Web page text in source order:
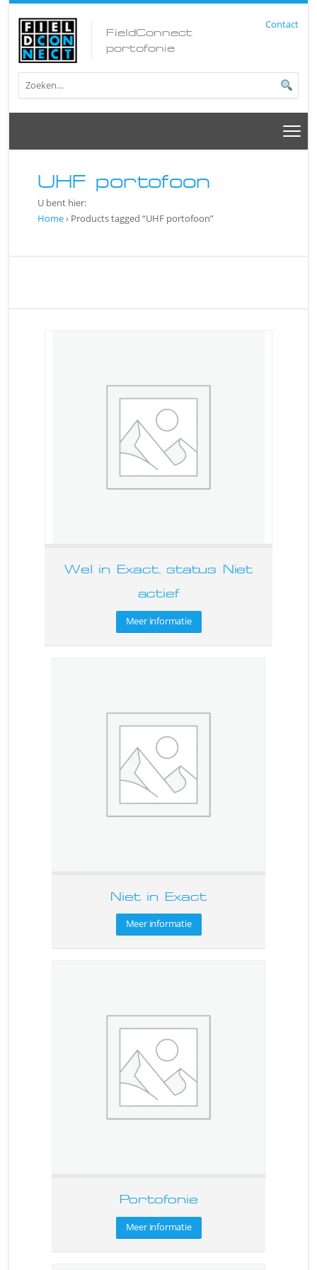
FieldConnect
portofonie
Contact
UHF portofoon
U bent hier:
Home› Products tagged “UHF portofoon”
Wel in Exact, status Niet
actief
Meer informatie
Niet in Exact
Meer informatie
Portofonie
Meer informatie